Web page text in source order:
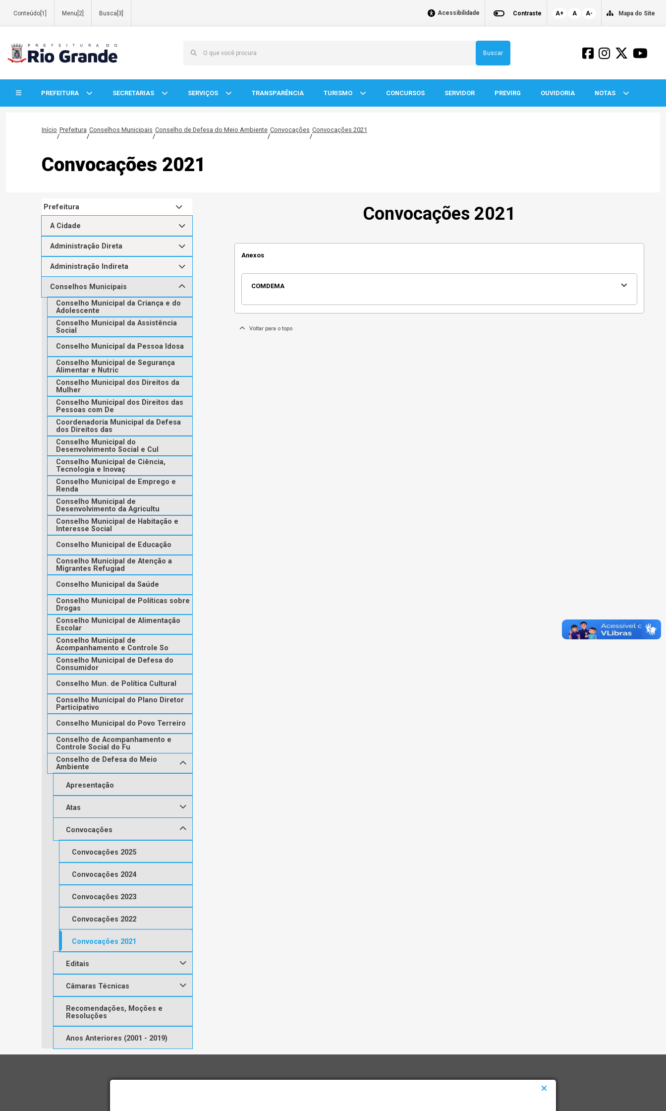
Conteúdo[1] Menu[2] Busca[3] Acessibilidade Contraste A+ A A- Mapa do Site
Buscar
PREFEITURA SECRETARIAS SERVIÇOS TRANSPARÊNCIA TURISMO CONCURSOS SERVIDOR PREVIRG OUVIDORIA NOTAS
Início
/
Prefeitura
/
Conselhos Municipais
/
Conselho de Defesa do Meio Ambiente
/
Convocações
/
Convocações 2021
Convocações 2021
Prefeitura
A Cidade
Administração Direta
Administração Indireta
Conselhos Municipais
Conselho Municipal da Criança e do
Adolescente
Conselho Municipal da Assistência
Social
Conselho Municipal da Pessoa Idosa
Conselho Municipal de Segurança
Alimentar e Nutric
Conselho Municipal dos Direitos da
Mulher
Conselho Municipal dos Direitos das
Pessoas com De
Coordenadoria Municipal da Defesa
dos Direitos das
Conselho Municipal do
Desenvolvimento Social e Cul
Conselho Municipal de Ciência,
Tecnologia e Inovaç
Conselho Municipal de Emprego e
Renda
Conselho Municipal de
Desenvolvimento da Agricultu
Conselho Municipal de Habitação e
Interesse Social
Conselho Municipal de Educação
Conselho Municipal de Atenção a
Migrantes Refugiad
Conselho Municipal da Saúde
Conselho Municipal de Políticas sobre
Drogas
Conselho Municipal de Alimentação
Escolar
Conselho Municipal de
Acompanhamento e Controle So
Conselho Municipal de Defesa do
Consumidor
Conselho Mun. de Política Cultural
Conselho Municipal do Plano Diretor
Participativo
Conselho Municipal do Povo Terreiro
Conselho de Acompanhamento e
Controle Social do Fu
Conselho de Defesa do Meio
Ambiente
Apresentação
Atas
Convocações
Convocações 2025
Convocações 2024
Convocações 2023
Convocações 2022
Convocações 2021
Editais
Câmaras Técnicas
Recomendações, Moções e
Resoluções
Anos Anteriores (2001 - 2019)
Convocações 2021
Anexos
COMDEMA
Voltar para o topo